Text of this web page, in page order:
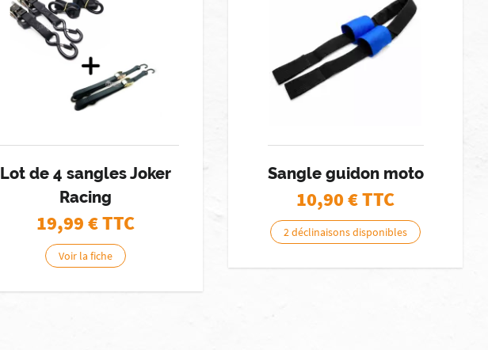
Lot de 4 sangles Joker
Racing
19,99€ TTC
Voir la fiche
Sangle guidon moto
10,90€ TTC
2 déclinaisons disponibles